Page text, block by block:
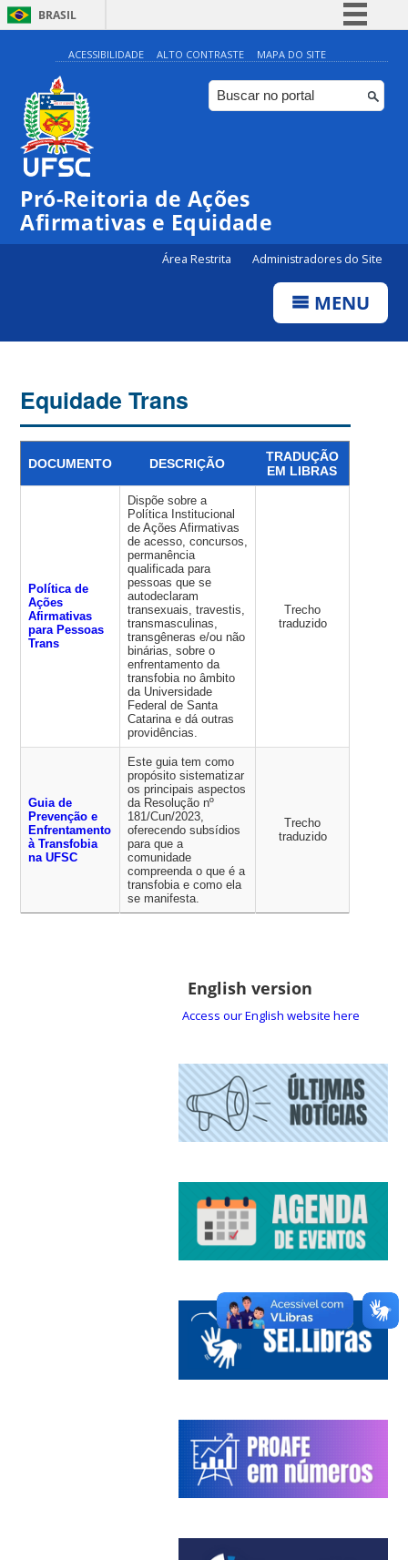
BRASIL
Simplifique!
Comunica BR
Participe
ACESSIBILIDADE ALTO CONTRASTE MAPA DO SITE
Pró-Reitoria de Ações
Afirmativas e Equidade
Área Restrita Administradores do Site
MENU
Equidade Trans
DOCUMENTO DESCRIÇÃO
TRADUÇÃO
EM LIBRAS
Política de
Ações
Afirmativas
para Pessoas
Trans
Dispõe sobre a
Política Institucional
de Ações Afirmativas
de acesso, concursos,
permanência
qualificada para
pessoas que se
autodeclaram
transexuais, travestis,
transmasculinas,
transgêneras e/ou não
binárias, sobre o
enfrentamento da
transfobia no âmbito
da Universidade
Federal de Santa
Catarina e dá outras
providências.
Trecho
traduzido
Guia de
Prevenção e
Enfrentamento
à Transfobia
na UFSC
Este guia tem como
propósito sistematizar
os principais aspectos
da Resolução nº
181/Cun/2023,
oferecendo subsídios
para que a
comunidade
compreenda o que é a
transfobia e como ela
se manifesta.
Trecho
traduzido
English version
Access our English website here